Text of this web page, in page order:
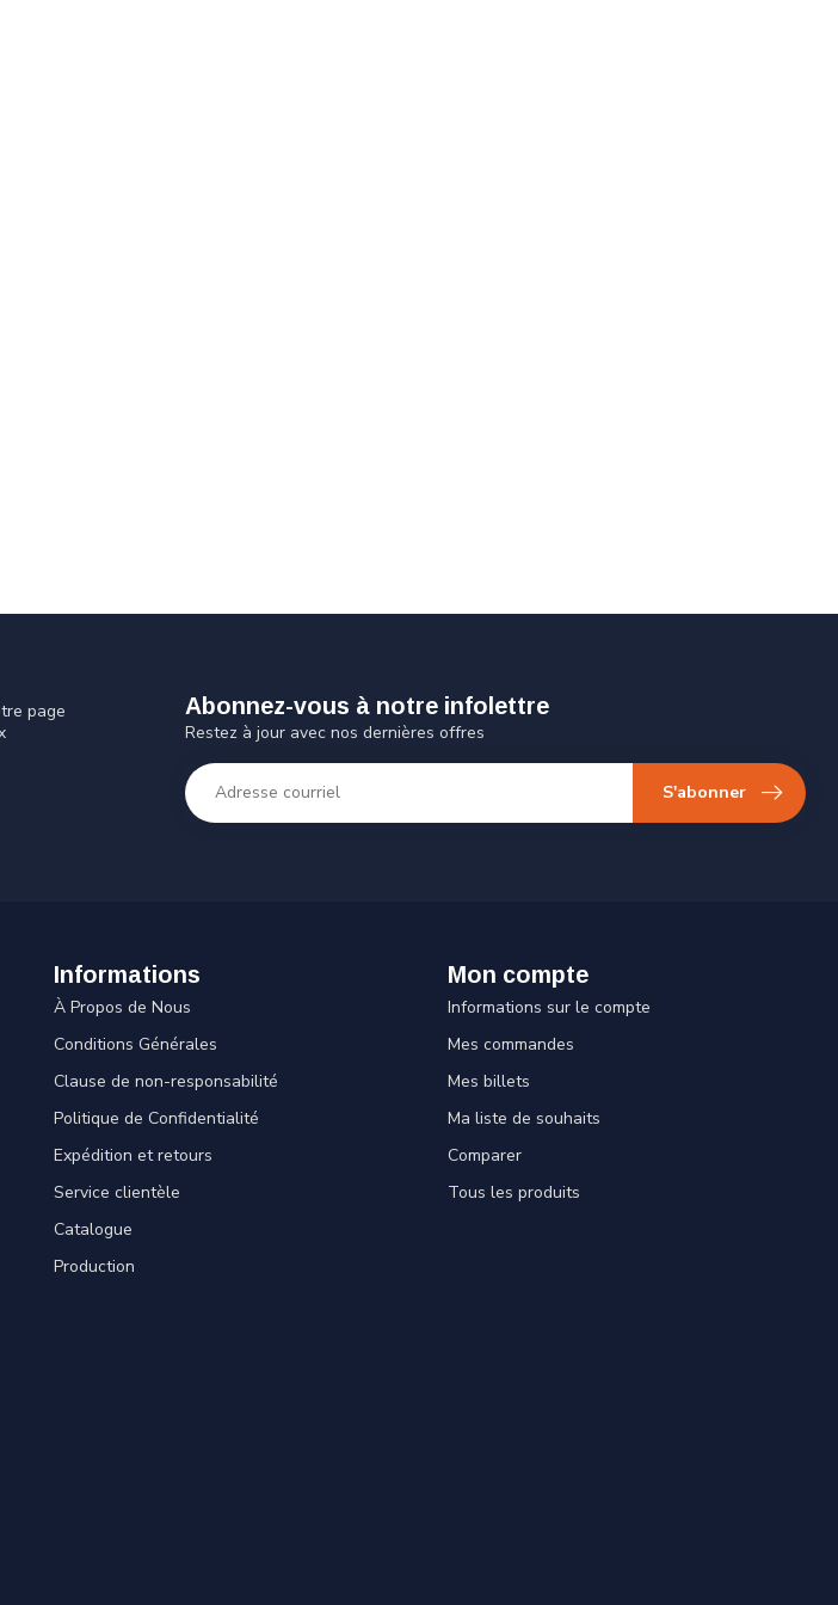
page
Abonnez-vous à notre infolettre
Restez à jour avec nos dernières offres
S'abonner
Informations
À Propos de Nous
Conditions Générales
Clause de non-responsabilité
Politique de Confidentialité
Expédition et retours
Service clientèle
Catalogue
Production
Mon compte
Informations sur le compte
Mes commandes
Mes billets
Ma liste de souhaits
Comparer
Tous les produits